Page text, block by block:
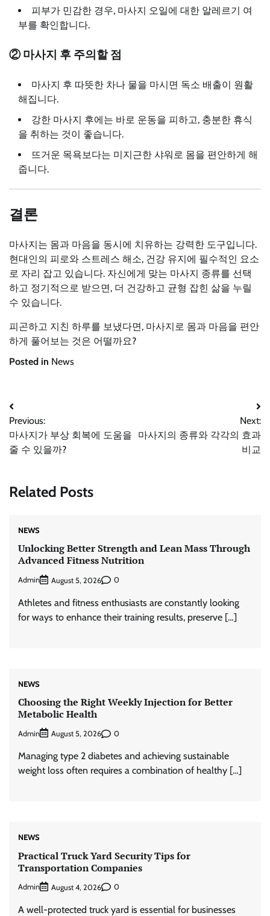
피부가 민감한 경우, 마사지 오일에 대한 알레르기 여
부를 확인합니다.
② 마사지 후 주의할 점
마사지 후 따뜻한 차나 물을 마시면 독소 배출이 원활
해집니다.
강한 마사지 후에는 바로 운동을 피하고, 충분한 휴식
을 취하는 것이 좋습니다.
뜨거운 목욕보다는 미지근한 샤워로 몸을 편안하게 해
줍니다.
결론
마사지는 몸과 마음을 동시에 치유하는 강력한 도구입니다.
현대인의 피로와 스트레스 해소, 건강 유지에 필수적인 요소
로 자리 잡고 있습니다. 자신에게 맞는 마사지 종류를 선택
하고 정기적으로 받으면, 더 건강하고 균형 잡힌 삶을 누릴
수 있습니다.
피곤하고 지친 하루를 보냈다면, 마사지로 몸과 마음을 편안
하게 풀어보는 것은 어떨까요?
Posted in News
Post
navigation
Previous:
마사지가 부상 회복에 도움을
줄 수 있을까?
Next:
마사지의 종류와 각각의 효과
비교
Related Posts
NEWS
Unlocking Better Strength and Lean Mass Through
Advanced Fitness Nutrition
Admin August 5, 2026 0
Athletes and fitness enthusiasts are constantly looking
for ways to enhance their training results, preserve […]
NEWS
Choosing the Right Weekly Injection for Better
Metabolic Health
Admin August 5, 2026 0
Managing type 2 diabetes and achieving sustainable
weight loss often requires a combination of healthy […]
NEWS
Practical Truck Yard Security Tips for
Transportation Companies
Admin August 4, 2026 0
A well-protected truck yard is essential for businesses